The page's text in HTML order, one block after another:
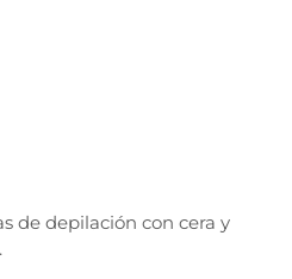
de depilación con cera y